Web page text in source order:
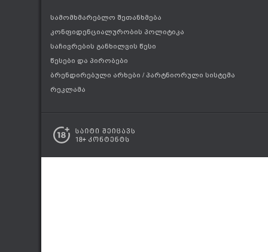
სამომხმარებლო შეთანხმება
კონფიდენციალურობის პოლიტიკა
საჩივრების განხილვის წესი
წესები და პირობები
ბრენდირებული არხები / პარტნიორული სისტემა
რეკლამა